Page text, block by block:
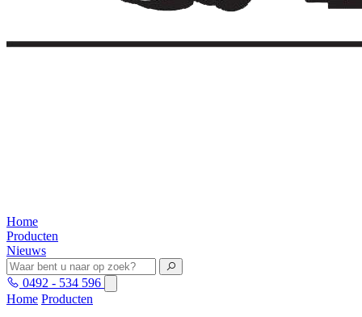
Home
Producten
Nieuws
0492 - 534 596
Home Producten